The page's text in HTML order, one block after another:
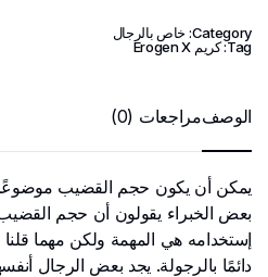
Category: خاص بالرجال
Tag: كريم Erogen X
الوصفمراجعات (0)
يمكن أن يكون حجم القضيب
بعض الخبراء يقولون أن حجم
إستخدامه هي المهمة ولكن مهما
دائمًا بالرجولة. يجد بعض الرجال